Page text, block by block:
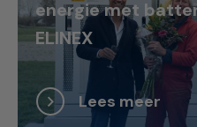
energie met
ELINEX
Lees meer